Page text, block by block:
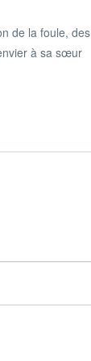
de la foule, des
à sa sœur